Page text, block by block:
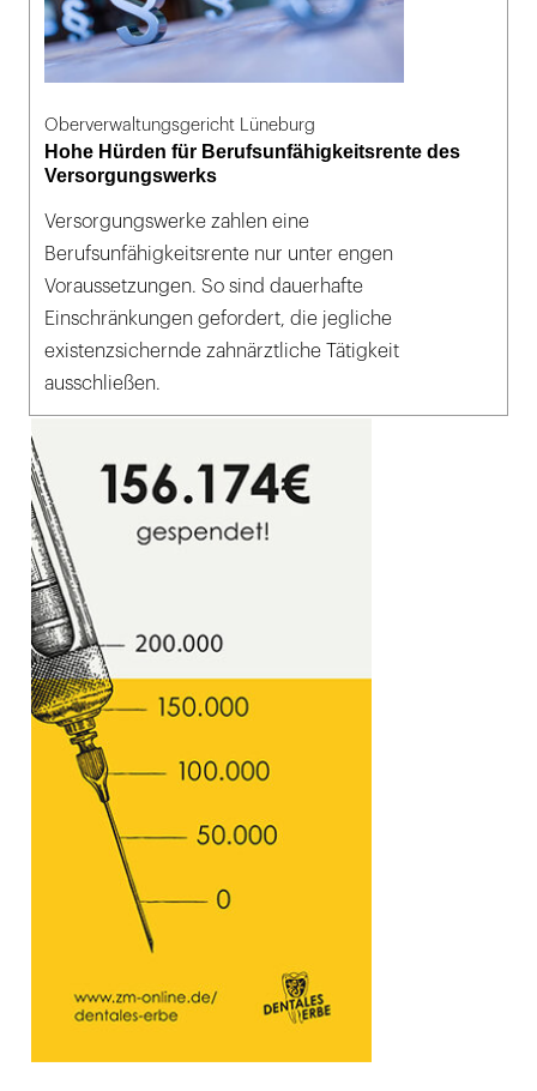
Oberverwaltungsgericht Lüneburg
Hohe Hürden für Berufsunfähigkeitsrente des
Versorgungswerks
Versorgungswerke zahlen eine
Berufsunfähigkeitsrente nur unter engen
Voraussetzungen. So sind dauerhafte
Einschränkungen gefordert, die jegliche
existenzsichernde zahnärztliche Tätigkeit
ausschließen.